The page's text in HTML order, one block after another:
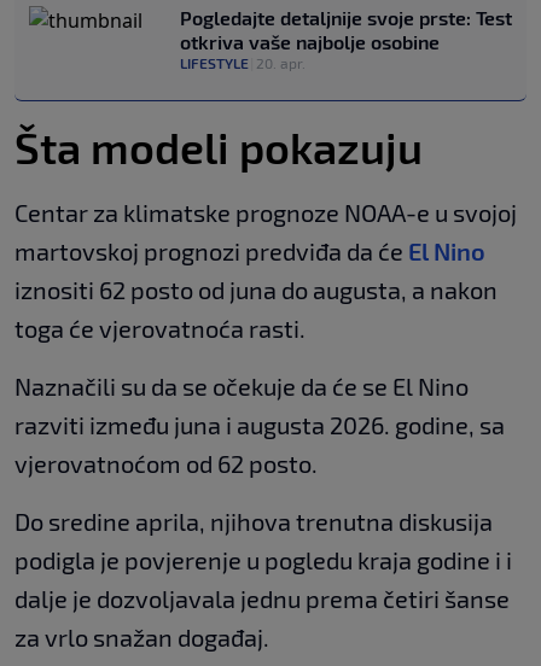
Pogledajte detaljnije svoje prste: Test
otkriva vaše najbolje osobine
LIFESTYLE 20. apr.
Šta modeli pokazuju
Centar za klimatske prognoze NOAA-e u svojoj
martovskoj prognozi predviđa da će El Nino
iznositi 62 posto od juna do augusta, a nakon
toga će vjerovatnoća rasti.
Naznačili su da se očekuje da će se El Nino
razviti između juna i augusta 2026. godine, sa
vjerovatnoćom od 62 posto.
Do sredine aprila, njihova trenutna diskusija
podigla je povjerenje u pogledu kraja godine i i
dalje je dozvoljavala jednu prema četiri šanse
za vrlo snažan događaj.